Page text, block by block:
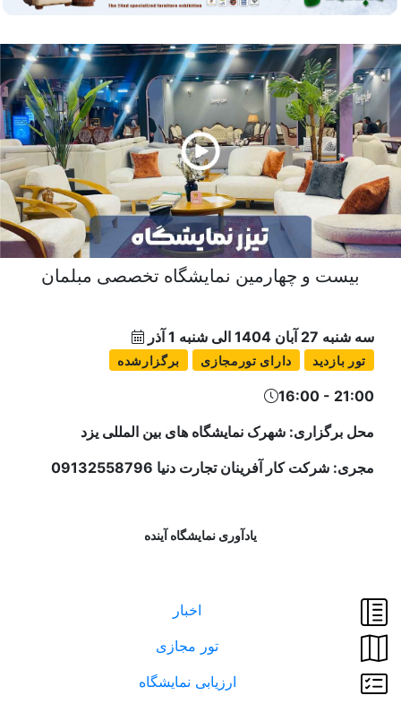
بیست و چهارمین نمایشگاه تخصصی مبلمان
سه شنبه 27 آبان 1404 الی شنبه 1 آذر
برگزارشده دارای تورمجازی تور بازدید
16:00 - 21:00
محل برگزاری: شهرک نمایشگاه های بین المللی یزد
مجری: شرکت کار آفرینان تجارت دنیا 09132558796
یادآوری نمایشگاه آینده
اخبار
تور مجازی
ارزیابی نمایشگاه